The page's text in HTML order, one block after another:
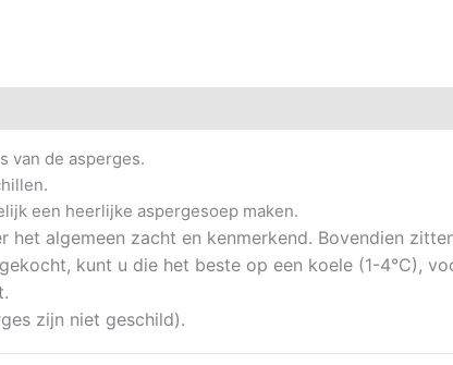
van de asperges.
een heerlijke aspergesoep maken.
het algemeen zacht en kenmerkend. Bovendien
kunt u die het beste op een koele (1-4°C),
zijn niet geschild).